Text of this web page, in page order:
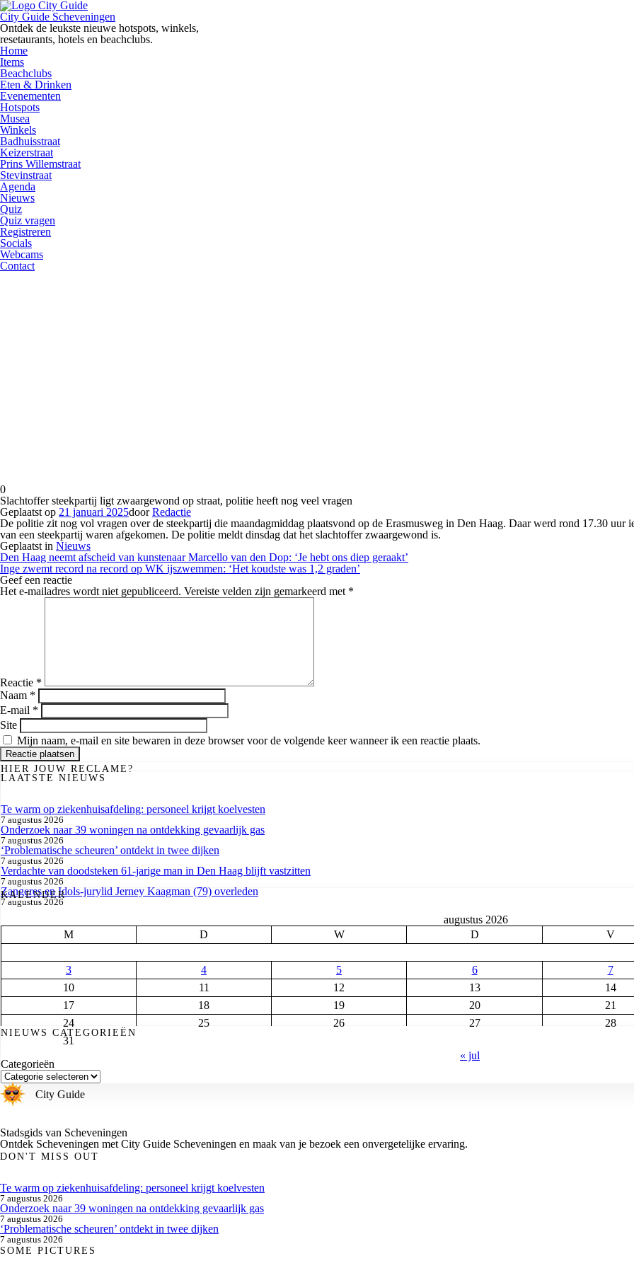
Ga
naar
de
inhoud
City Guide Scheveningen
Ontdek de leukste nieuwe hotspots, winkels,
resetaurants, hotels en beachclubs.
Home
Items
Beachclubs
Eten & Drinken
Evenementen
Hotspots
Musea
Winkels
Badhuisstraat
Keizerstraat
Prins Willemstraat
Stevinstraat
Agenda
Nieuws
Quiz
Quiz vragen
Registreren
Socials
Webcams
Contact
0
Slachtoffer steekpartij ligt zwaargewond op straat, politie heeft nog veel vragen
Geplaatst op 21 januari 2025door Redactie
De politie zit nog vol vragen over de steekpartij die maandagmiddag plaatsvond op de Erasmusweg in Den Haag. Daar werd rond 17.30 uur
van een steekpartij waren afgekomen. De politie meldt dinsdag dat het slachtoffer zwaargewond is.
Geplaatst in Nieuws
Berichtnavigatie
Den Haag neemt afscheid van kunstenaar Marcello van den Dop: ‘Je hebt ons diep geraakt’
Inge zwemt record na record op WK ijszwemmen: ‘Het koudste was 1,2 graden’
Geef een reactie
Het e-mailadres wordt niet gepubliceerd. Vereiste velden zijn gemarkeerd met *
Reactie *
Naam *
E-mail *
Site
Mijn naam, e-mail en site bewaren in deze browser voor de volgende keer wanneer ik een reactie plaats.
HIER JOUW RECLAME?
LAATSTE NIEUWS
Te warm op ziekenhuisafdeling: personeel krijgt koelvesten
7 augustus 2026
Onderzoek naar 39 woningen na ontdekking gevaarlijk gas
7 augustus 2026
‘Problematische scheuren’ ontdekt in twee dijken
7 augustus 2026
Verdachte van doodsteken 61-jarige man in Den Haag blijft vastzitten
7 augustus 2026
Zangeres en Idols-jurylid Jerney Kaagman (79) overleden
7 augustus 2026
KALENDER
augustus 2026
M
D W D V
3 4 5 6
7
10
11 12 13
14
17
18 19 20
21
24
25 26 27
28
31
« jul
NIEUWS CATEGORIEËN
Categorieën
City Guide
Stadsgids van Scheveningen
Ontdek Scheveningen met City Guide Scheveningen en maak van je bezoek een onvergetelijke ervaring.
DON'T MISS OUT
Te warm op ziekenhuisafdeling: personeel krijgt koelvesten
7 augustus 2026
Onderzoek naar 39 woningen na ontdekking gevaarlijk gas
7 augustus 2026
‘Problematische scheuren’ ontdekt in twee dijken
7 augustus 2026
SOME PICTURES